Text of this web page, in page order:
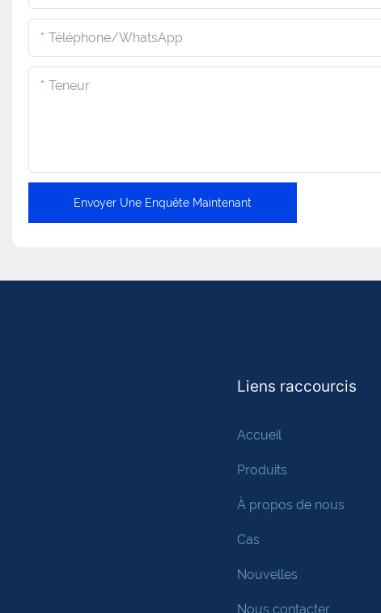
Téléphone/WhatsApp
Teneur
Envoyer Une Enquête Maintenant
Liens raccourcis
Accueil
Produits
À propos de nous
Cas
Nouvelles
Nous contacter